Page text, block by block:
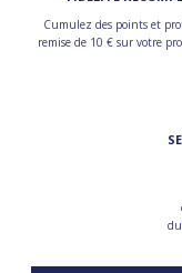
Cumulez des points et
remise de 10 € sur votre